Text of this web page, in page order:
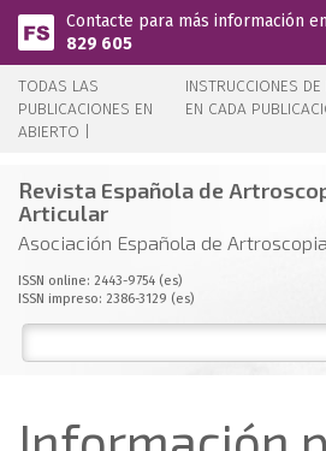
Pasar al contenido principal
Contacte para más información
829 605
TODAS LAS
PUBLICACIONES EN
ABIERTO |
INSTRUCCIONES DE
EN CADA
Revista Española de
Articular
Asociación Española de
ISSN online: 2443-9754 (es)
ISSN impreso: 2386-3129 (es)